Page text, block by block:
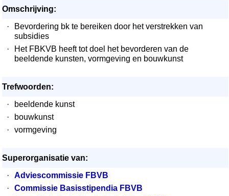
Omschrijving:
·
Bevordering bk te bereiken door het verstrekken van
subsidies
·
Het FBKVB heeft tot doel het bevorderen van de
beeldende kunsten, vormgeving en bouwkunst
Trefwoorden:
·
beeldende kunst
·
bouwkunst
·
vormgeving
Superorganisatie van:
·
Adviescommissie FBVB
·
Commissie Basisstipendia FBVB